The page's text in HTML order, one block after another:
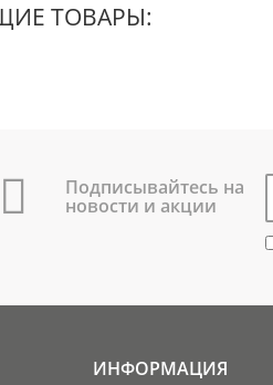
ТОВАРЫ:
Подписывайтесь на
новости и акции
ИНФОРМАЦИЯ